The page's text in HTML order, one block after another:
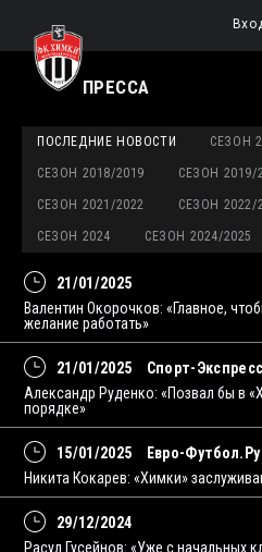
ПРЕССА
ПОСЛЕДНИЕ НОВОСТИ СЕЗОН
СЕЗОН 2018/2019 СЕЗОН 2019/
СЕЗОН 2021/2022 СЕЗОН 2022/
СЕЗОН 2024 СЕЗОН 2024/2025
21/01/2025
Валентин Окорочков: «Главное,
желание работать»
21/01/2025
Спорт-Экспресс
Александр Руденко: «Позвал бы в
порядке»
15/01/2025
Евро-Футбол.Ру
Никита Кокарев: «Химки»
29/12/2024
Расул Гусейнов: «Уже с начальных